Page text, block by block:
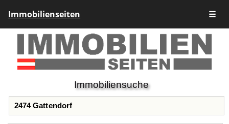
Immobilienseiten ☰
Immobiliensuche